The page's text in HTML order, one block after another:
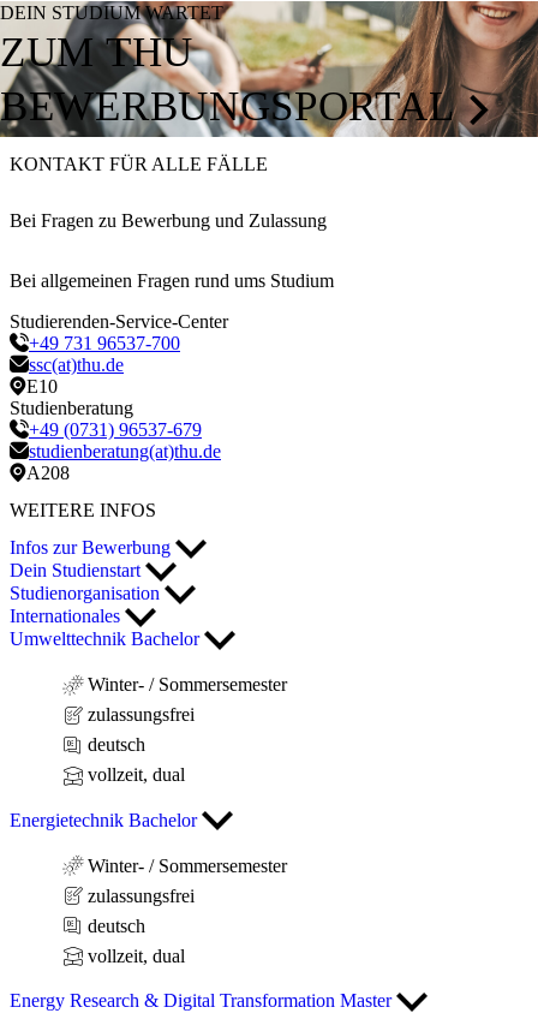
DEIN STUDIUM WARTET
ZUM THU
BEWERBUNGSPORTAL
KONTAKT FÜR ALLE FÄLLE
Bei Fragen zu Bewerbung und Zulassung
Bei allgemeinen Fragen rund ums Studium
Studierenden-Service-Center
+49 731 96537-700
ssc(at)thu.de
E10
Studienberatung
+49 (0731) 96537-679
studienberatung(at)thu.de
A208
WEITERE INFOS
Infos zur Bewerbung
Dein Studienstart
Studienorganisation
Internationales
Umwelttechnik Bachelor
Winter- / Sommersemester
zulassungsfrei
deutsch
vollzeit, dual
Energietechnik Bachelor
Winter- / Sommersemester
zulassungsfrei
deutsch
vollzeit, dual
Energy Research & Digital Transformation Master